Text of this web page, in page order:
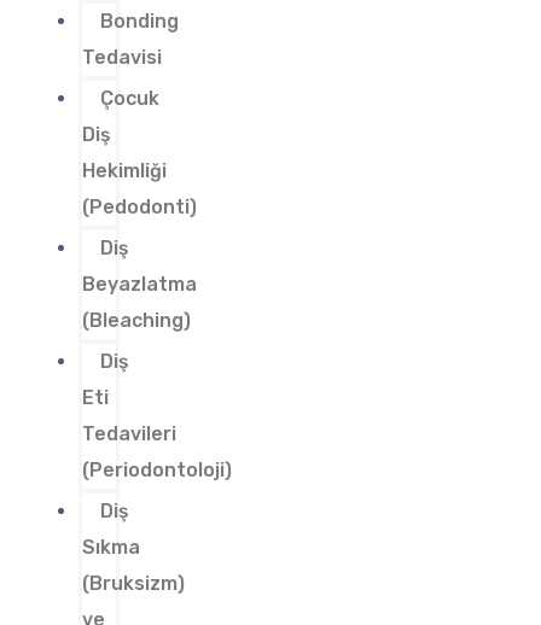
Bonding
Tedavisi
Çocuk
Diş
Hekimliği
(Pedodonti)
Diş
Beyazlatma
(Bleaching)
Diş
Eti
Tedavileri
(Periodontoloji)
Diş
Sıkma
(Bruksizm)
ve